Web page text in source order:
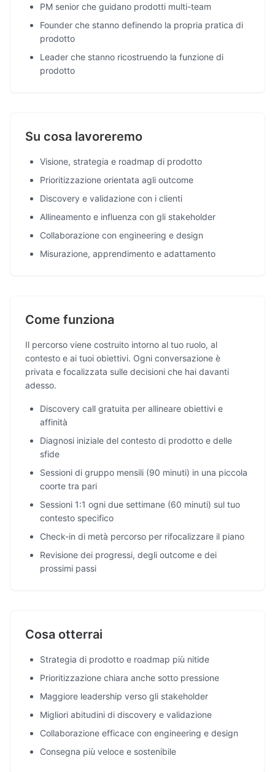
PM senior che guidano prodotti multi-team
Founder che stanno definendo la propria pratica di
prodotto
Leader che stanno ricostruendo la funzione di
prodotto
Su cosa lavoreremo
Visione, strategia e roadmap di prodotto
Prioritizzazione orientata agli outcome
Discovery e validazione con i clienti
Allineamento e influenza con gli stakeholder
Collaborazione con engineering e design
Misurazione, apprendimento e adattamento
Come funziona
Il percorso viene costruito intorno al tuo ruolo, al
contesto e ai tuoi obiettivi. Ogni conversazione è
privata e focalizzata sulle decisioni che hai davanti
adesso.
Discovery call gratuita per allineare obiettivi e
affinità
Diagnosi iniziale del contesto di prodotto e delle
sfide
Sessioni di gruppo mensili (90 minuti) in una piccola
coorte tra pari
Sessioni 1:1 ogni due settimane (60 minuti) sul tuo
contesto specifico
Check-in di metà percorso per rifocalizzare il piano
Revisione dei progressi, degli outcome e dei
prossimi passi
Cosa otterrai
Strategia di prodotto e roadmap più nitide
Prioritizzazione chiara anche sotto pressione
Maggiore leadership verso gli stakeholder
Migliori abitudini di discovery e validazione
Collaborazione efficace con engineering e design
Consegna più veloce e sostenibile